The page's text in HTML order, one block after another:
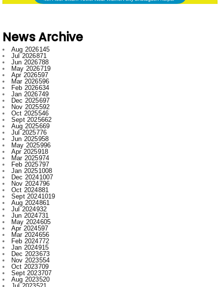
News Archive
Jun 2026
788
May 2026719
Apr 2026597
Mar 2026596
Feb 2026634
Jan 2026749
Dec 2025697
Nov 2025592
Oct 2025546
Sept 2025662
Aug 2025669
Jul 2025776
Jun 2025958
May 2025996
Apr 2025918
Mar 2025974
Feb 2025797
Jan 20251008
Dec 20241007
Nov 2024796
Oct 2024881
Sept 20241019
Aug 2024861
Jul 2024932
Jun 2024731
May 2024605
Apr 2024597
Mar 2024656
Feb 2024772
Jan 2024915
Dec 2023673
Nov 2023554
Oct 2023709
Sept 2023707
Aug 2023520
Jul 2023521
Jun 2023480
May 2023316
Apr 2023522
Mar 2023593